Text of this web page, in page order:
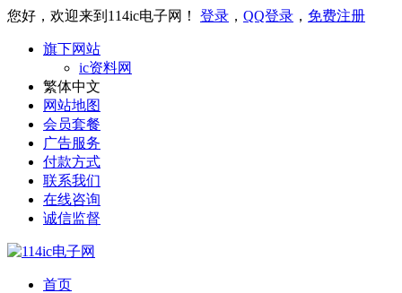
您好，欢迎来到114ic电子网！ 登录 ， QQ登录 ， 免费注册
旗下网站
ic资料网
繁体中文
网站地图
会员套餐
广告服务
付款方式
联系我们
在线咨询
诚信监督
首页